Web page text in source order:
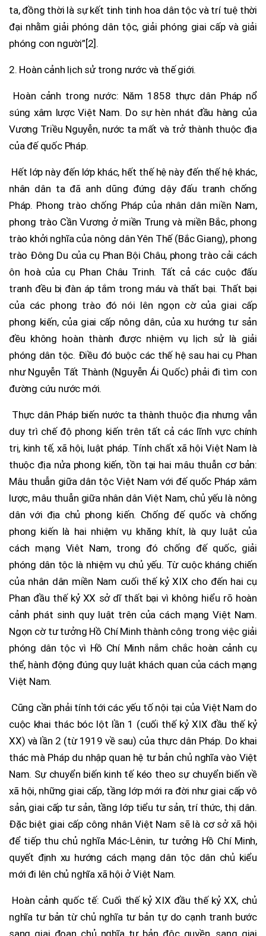
ta, đồng thời là sự kết tinh tinh hoa dân tộc và trí tuệ thời
đại nhằm giải phóng dân tộc, giải phóng giai cấp và giải
phóng con người”[2].
2. Hoàn cảnh lịch sử trong nước và thế giới.
Hoàn cảnh trong nước: Năm 1858 thực dân Pháp nổ
súng xâm lược Việt Nam. Do sự hèn nhát đầu hàng của
Vương Triều Nguyễn, nước ta mất và trở thành thuộc địa
của đế quốc Pháp.
Hết lớp này đến lớp khác, hết thế hệ này đến thế hệ khác,
nhân dân ta đã anh dũng đứng dậy đấu tranh chống
Pháp. Phong trào chống Pháp của nhân dân miền Nam,
phong trào Cần Vương ở miền Trung và miền Bắc, phong
trào khởi nghĩa của nông dân Yên Thế (Bắc Giang), phong
trào Đông Du của cụ Phan Bội Châu, phong trào cải cách
ôn hoà của cụ Phan Châu Trinh. Tất cả các cuộc đấu
tranh đều bị đàn áp tắm trong máu và thất bại. Thất bại
của các phong trào đó nói lên ngọn cờ của giai cấp
phong kiến, của giai cấp nông dân, của xu hướng tư sản
đều không hoàn thành được nhiệm vụ lịch sử là giải
phóng dân tộc. Điều đó buộc các thế hệ sau hai cụ Phan
như Nguyễn Tất Thành (Nguyễn Ái Quốc) phải đi tìm con
đường cứu nước mới.
Thực dân Pháp biến nước ta thành thuộc địa nhưng vẫn
duy trì chế độ phong kiến trên tất cả các lĩnh vực chính
trị, kinh tế, xã hội, luật pháp. Tính chất xã hội Việt Nam là
thuộc địa nửa phong kiến, tồn tại hai mâu thuẫn cơ bản:
Mâu thuẫn giữa dân tộc Việt Nam với đế quốc Pháp xâm
lược, mâu thuẫn giữa nhân dân Việt Nam, chủ yếu là nông
dân với địa chủ phong kiến. Chống đế quốc và chống
phong kiến là hai nhiệm vụ khăng khít, là quy luật của
cách mạng Viêt Nam, trong đó chống đế quốc, giải
phóng dân tộc là nhiệm vụ chủ yếu. Từ cuộc kháng chiến
của nhân dân miền Nam cuối thế kỷ XIX cho đến hai cụ
Phan đầu thế kỷ XX sở dĩ thất bại vì không hiểu rõ hoàn
cảnh phát sinh quy luật trên của cách mạng Việt Nam.
Ngọn cờ tư tưởng Hồ Chí Minh thành công trong việc giải
phóng dân tộc vì Hồ Chí Minh nắm chắc hoàn cảnh cụ
thể, hành động đúng quy luật khách quan của cách mạng
Việt Nam.
Cũng cần phải tính tới các yếu tố nội tại của Việt Nam do
cuộc khai thác bóc lột lần 1 (cuối thế kỷ XIX đầu thế kỷ
XX) và lần 2 (từ 1919 về sau) của thực dân Pháp. Do khai
thác mà Pháp du nhập quan hệ tư bản chủ nghĩa vào Việt
Nam. Sự chuyển biến kinh tế kéo theo sự chuyển biến về
xã hội, những giai cấp, tầng lớp mới ra đời như giai cấp vô
sản, giai cấp tư sản, tầng lớp tiểu tư sản, trí thức, thị dân.
Đặc biệt giai cấp công nhân Việt Nam sẽ là cơ sở xã hội
để tiếp thu chủ nghĩa Mác-Lênin, tư tưởng Hồ Chí Minh,
quyết định xu hướng cách mạng dân tộc dân chủ kiểu
mới đi lên chủ nghĩa xã hội ở Việt Nam.
Hoàn cảnh quốc tế: Cuối thế kỷ XIX đầu thế kỷ XX, chủ
nghĩa tư bản từ chủ nghĩa tư bản tự do cạnh tranh bước
sang giai đoạn chủ nghĩa tư bản độc quyền, sang giai